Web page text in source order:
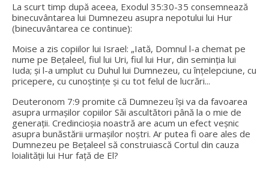
La scurt timp după aceea, Exodul 35:30-35 consemnează
binecuvântarea lui Dumnezeu asupra nepotului lui Hur
(binecuvântarea ce continue):
Moise a zis copiilor lui Israel: „Iată, Domnul l-a chemat pe
nume pe Bețaleel, fiul lui Uri, fiul lui Hur, din seminția lui
Iuda; și l-a umplut cu Duhul lui Dumnezeu, cu înțelepciune, cu
pricepere, cu cunoștințe și cu tot felul de lucrări...
Deuteronom 7:9 promite că Dumnezeu își va da favoarea
asupra urmașilor copiilor Săi ascultători până la o mie de
generații. Credincioșia noastră are acum un efect veșnic
asupra bunăstării urmașilor noștri. Ar putea fi oare ales de
Dumnezeu pe Bețaleel să construiască Cortul din cauza
loialității lui Hur față de El?